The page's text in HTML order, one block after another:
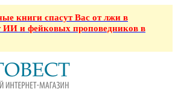
книги спасут Вас от лжи в
ИИ и фейковых проповедников в